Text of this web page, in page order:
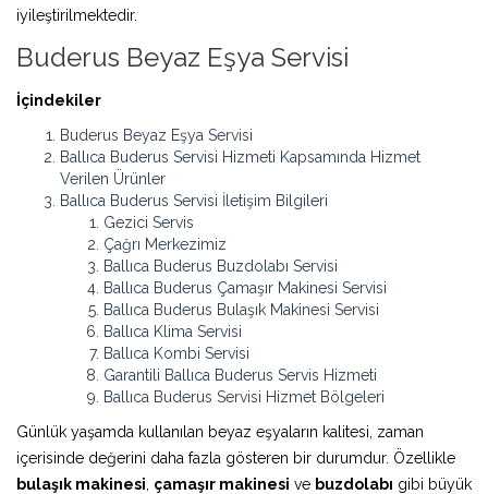
iyileştirilmektedir.
Buderus Beyaz Eşya Servisi
İçindekiler
Buderus Beyaz Eşya Servisi
Ballıca Buderus Servisi Hizmeti Kapsamında Hizmet
Verilen Ürünler
Ballıca Buderus Servisi İletişim Bilgileri
Gezici Servis
Çağrı Merkezimiz
Ballıca Buderus Buzdolabı Servisi
Ballıca Buderus Çamaşır Makinesi Servisi
Ballıca Buderus Bulaşık Makinesi Servisi
Ballıca Klima Servisi
Ballıca Kombi Servisi
Garantili Ballıca Buderus Servis Hizmeti
Ballıca Buderus Servisi Hizmet Bölgeleri
Günlük yaşamda kullanılan beyaz eşyaların kalitesi, zaman
içerisinde değerini daha fazla gösteren bir durumdur. Özellikle
bulaşık makinesi çamaşır makinesi ve buzdolabı gibi büyük